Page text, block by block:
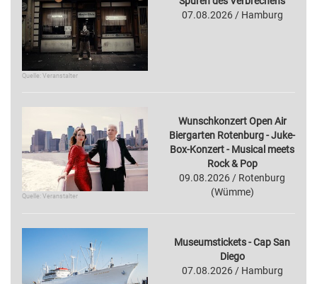
Quelle: Veranstalter
07.08.2026 / Hamburg
Quelle: Veranstalter
Wunschkonzert Open Air
Biergarten Rotenburg - Juke-
Box-Konzert - Musical meets
Rock & Pop
09.08.2026 / Rotenburg
(Wümme)
Museumstickets - Cap San
Diego
07.08.2026 / Hamburg